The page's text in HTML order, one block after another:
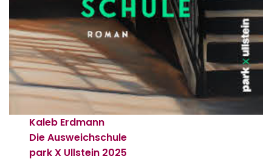
Kaleb Erdmann
Die Ausweichschule
park X Ullstein 2025